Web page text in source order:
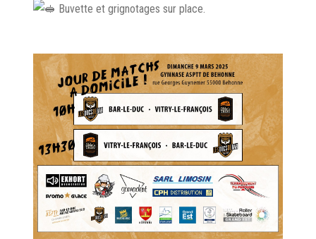
Buvette et grignotages sur place.